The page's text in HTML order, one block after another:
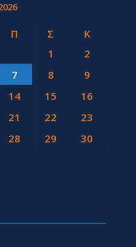
Π Σ
Κ
1
2
7 8
9
14 15
16
21 22
23
28 29
30